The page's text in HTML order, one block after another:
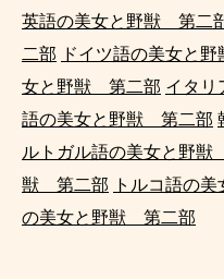
英語の美女と野獣 第二
二部 ドイツ語の美女と
女と野獣 第二部 イタ
語の美女と野獣 第二部
ルトガル語の美女と野
獣 第二部 トルコ語の
の美女と野獣 第二部